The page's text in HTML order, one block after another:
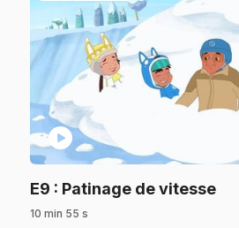
play_circle
E9 : Patinage de vitesse.
10 min 55 s